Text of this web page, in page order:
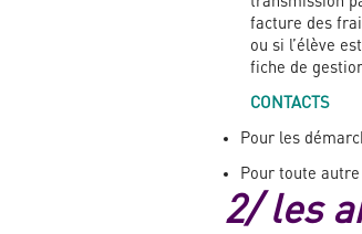
facture des
ou si l’élève
fiche de
CONTACTS
Pour les
Pour toute
2/ les